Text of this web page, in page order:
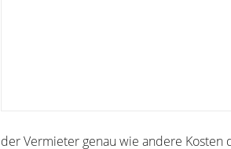
der Vermieter genau wie andere Kosten